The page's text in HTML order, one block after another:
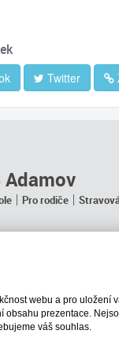
Twitter
Adamov
Pro rodiče
webu a pro
prezentace.
váš souhlas.